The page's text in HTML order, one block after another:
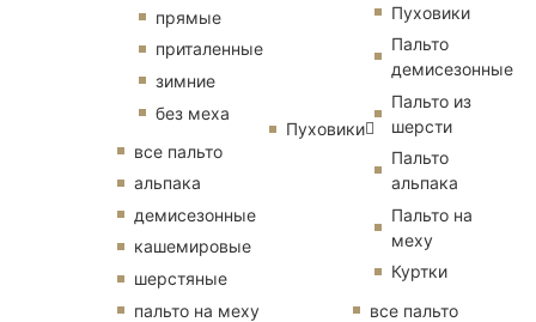
прямые
приталенные
зимние
без меха
все пальто
альпака
демисезонные
кашемировые
шерстяные
пальто на меху
Пуховики
Пуховики
Пальто
демисезонные
Пальто из
шерсти
Пальто
альпака
Пальто на
меху
Куртки
все пальто